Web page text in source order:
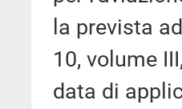
la prevista
10, volume
data di